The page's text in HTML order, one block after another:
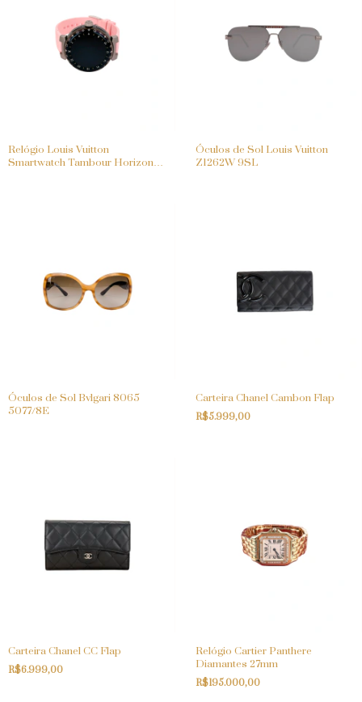
Relógio Louis Vuitton
Smartwatch Tambour Horizon
Óculos de Sol Louis Vuitton
Z1262W 9SL
Óculos de Sol Bvlgari 8065
5077/8E
Carteira Chanel Cambon Flap
R$5.999,00
Carteira Chanel CC Flap
R$6.999,00
Relógio Cartier Panthere
Diamantes 27mm
R$195.000,00